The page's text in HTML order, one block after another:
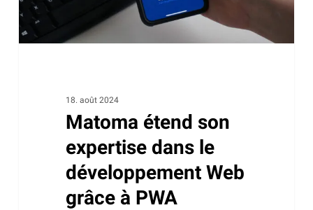
Web
grâce
à
18. août 2024
Matoma étend son
expertise dans le
développement Web
grâce à PWA